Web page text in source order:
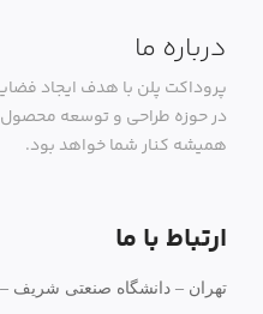
درباره ما
پروداکت پلن با هدف ایجاد
در حوزه طراحی و توسعه
همیشه کنار شما خواهد بود.
ارتباط با ما
تهران – دانشگاه صنعتی شریف –